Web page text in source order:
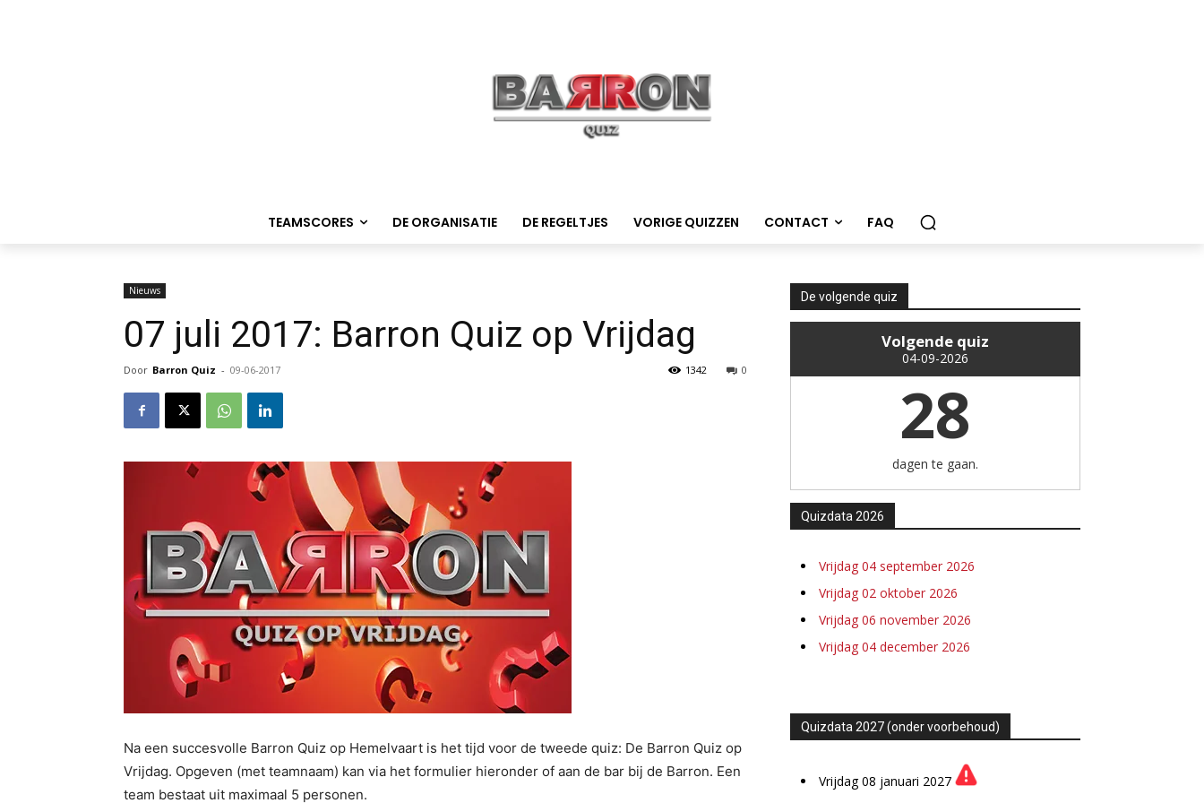
TEAMSCORES DE ORGANISATIE DE REGELTJES VORIGE QUIZZEN CONTACT FAQ
Nieuws
07 juli 2017: Barron Quiz op Vrijdag
Door Barron Quiz - 09-06-2017 0
1342
Na een succesvolle Barron Quiz op Hemelvaart is het tijd voor de tweede quiz: De Barron Quiz op
Vrijdag. Opgeven (met teamnaam) kan via het formulier hieronder of aan de bar bij de Barron. Een
team bestaat uit maximaal 5 personen.
De volgende quiz
Volgende quiz
04-09-2026
28
dagen te gaan.
Quizdata 2026
Vrijdag 04 september 2026
Vrijdag 02 oktober 2026
Vrijdag 06 november 2026
Vrijdag 04 december 2026
Quizdata 2027 (onder voorbehoud)
Vrijdag 08 januari 2027